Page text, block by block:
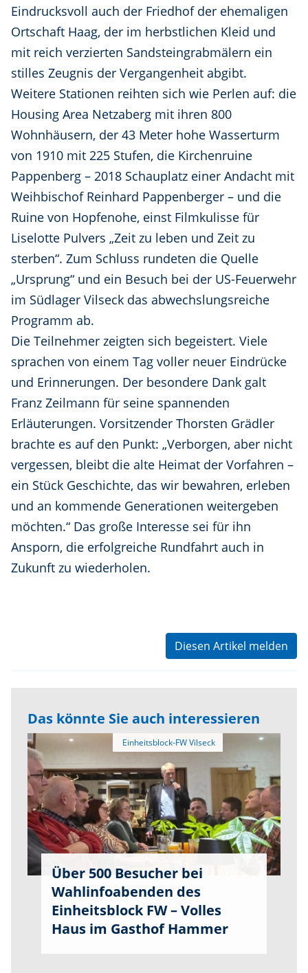
Eindrucksvoll auch der Friedhof der ehemaligen
Ortschaft Haag, der im herbstlichen Kleid und
mit reich verzierten Sandsteingrabmälern ein
stilles Zeugnis der Vergangenheit abgibt.
Weitere Stationen reihten sich wie Perlen auf: die
Housing Area Netzaberg mit ihren 800
Wohnhäusern, der 43 Meter hohe Wasserturm
von 1910 mit 225 Stufen, die Kirchenruine
Pappenberg – 2018 Schauplatz einer Andacht mit
Weihbischof Reinhard Pappenberger – und die
Ruine von Hopfenohe, einst Filmkulisse für
Liselotte Pulvers „Zeit zu leben und Zeit zu
sterben“. Zum Schluss rundeten die Quelle
„Ursprung“ und ein Besuch bei der US-Feuerwehr
im Südlager Vilseck das abwechslungsreiche
Programm ab.
Die Teilnehmer zeigten sich begeistert. Viele
sprachen von einem Tag voller neuer Eindrücke
und Erinnerungen. Der besondere Dank galt
Franz Zeilmann für seine spannenden
Erläuterungen. Vorsitzender Thorsten Grädler
brachte es auf den Punkt: „Verborgen, aber nicht
vergessen, bleibt die alte Heimat der Vorfahren –
ein Stück Geschichte, das wir bewahren, erleben
und an kommende Generationen weitergeben
möchten.“ Das große Interesse sei für ihn
Ansporn, die erfolgreiche Rundfahrt auch in
Zukunft zu wiederholen.
Diesen Artikel melden
Das könnte Sie auch interessieren
Über 500 Besucher bei
Wahlinfoabenden des
Einheitsblock FW – Volles
Haus im Gasthof Hammer